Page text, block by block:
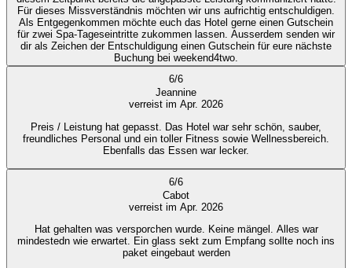
Für dieses Missverständnis möchten wir uns aufrichtig entschuldigen.
Als Entgegenkommen möchte euch das Hotel gerne einen Gutschein
für zwei Spa-Tageseintritte zukommen lassen. Ausserdem senden wir
dir als Zeichen der Entschuldigung einen Gutschein für eure nächste
Buchung bei weekend4two.
6/6
Jeannine
verreist im Apr. 2026
Preis / Leistung hat gepasst. Das Hotel war sehr schön, sauber,
freundliches Personal und ein toller Fitness sowie Wellnessbereich.
Ebenfalls das Essen war lecker.
6/6
Cabot
verreist im Apr. 2026
Hat gehalten was versporchen wurde. Keine mängel. Alles war
mindestedn wie erwartet. Ein glass sekt zum Empfang sollte noch ins
paket eingebaut werden